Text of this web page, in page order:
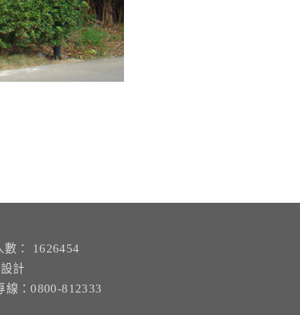
數： 1626454
計
線：0800-812333